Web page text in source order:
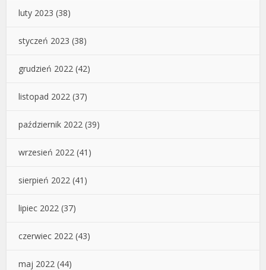
luty 2023 (38)
styczeń 2023 (38)
grudzień 2022 (42)
listopad 2022 (37)
październik 2022 (39)
wrzesień 2022 (41)
sierpień 2022 (41)
lipiec 2022 (37)
czerwiec 2022 (43)
maj 2022 (44)